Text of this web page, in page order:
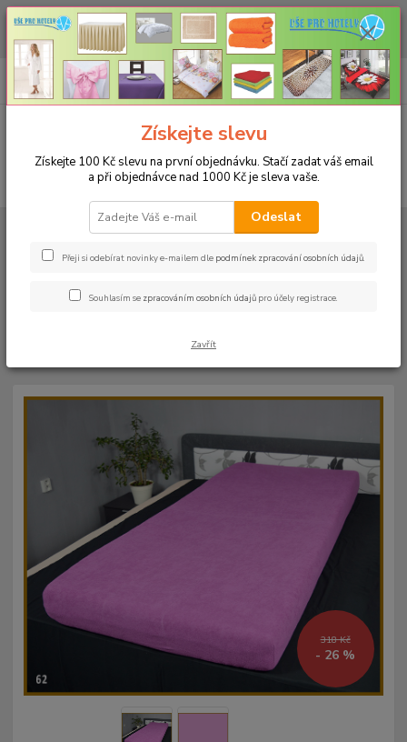
CHCETE NAKOUPIT VĚTŠÍ MNOŽSTVÍ NAŠICH PRODUKTŮ ZA LEPŠÍ
CENU? Klikněte ZDE
CZK
+420 773 794 023
Pondělí-pátek 9-16 hodin
0ks
za0 Kč
PROSTĚRADLA
Bavlněné prostěradla JERSEY s gumou - 45 barev
barva 62 tmavě růžová
Bavlněné prostěradlo JERSEY
318 Kč
- 26 %
Získejte slevu
Získejte 100 Kč slevu na první objednávku. Stačí zadat váš email
a při objednávce nad 1000 Kč je sleva vaše.
Odeslat
Přeji si odebírat novinky e-mailem dle podmínek zpracování osobních údajů.
Souhlasím se zpracováním osobních údajů pro účely registrace.
Zavřít